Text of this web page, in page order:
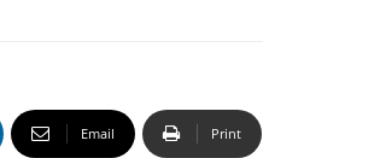
Email Print